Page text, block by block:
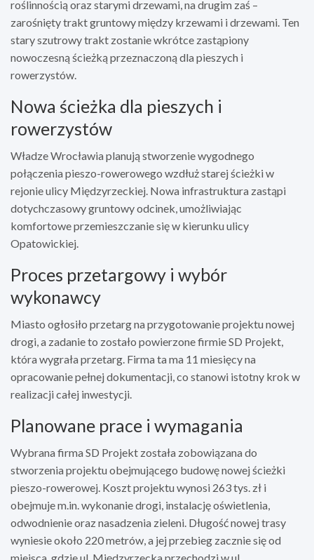
roślinnością oraz starymi drzewami, na drugim zaś –
zarośnięty trakt gruntowy między krzewami i drzewami. Ten
stary szutrowy trakt zostanie wkrótce zastąpiony
nowoczesną ścieżką przeznaczoną dla pieszych i
rowerzystów.
Nowa ścieżka dla pieszych i
rowerzystów
Władze Wrocławia planują stworzenie wygodnego
połączenia pieszo-rowerowego wzdłuż starej ścieżki w
rejonie ulicy Międzyrzeckiej. Nowa infrastruktura zastąpi
dotychczasowy gruntowy odcinek, umożliwiając
komfortowe przemieszczanie się w kierunku ulicy
Opatowickiej.
Proces przetargowy i wybór
wykonawcy
Miasto ogłosiło przetarg na przygotowanie projektu nowej
drogi, a zadanie to zostało powierzone firmie SD Projekt,
która wygrała przetarg. Firma ta ma 11 miesięcy na
opracowanie pełnej dokumentacji, co stanowi istotny krok w
realizacji całej inwestycji.
Planowane prace i wymagania
Wybrana firma SD Projekt została zobowiązana do
stworzenia projektu obejmującego budowę nowej ścieżki
pieszo-rowerowej. Koszt projektu wynosi 263 tys. zł i
obejmuje m.in. wykonanie drogi, instalację oświetlenia,
odwodnienie oraz nasadzenia zieleni. Długość nowej trasy
wyniesie około 220 metrów, a jej przebieg zacznie się od